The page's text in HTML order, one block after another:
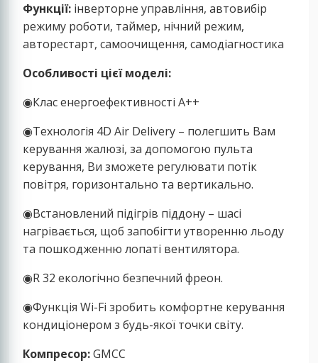
Функції: інверторне управління, автовибір
режиму роботи, таймер, нічний режим,
авторестарт, самоочищення, самодіагностика
Особливості цієї моделі:
◉Клас енергоефективності А++
◉Технологія 4D Air Delivery – полегшить Вам
керування жалюзі, за допомогою пульта
керування, Ви зможете регулювати потік
повітря, горизонтально та вертикально.
◉Встановлений підігрів піддону – шасі
нагрівається, щоб запобігти утворенню льоду
та пошкодженню лопаті вентилятора.
◉R 32 екологічно безпечний фреон.
◉Функція Wi-Fi зробить комфортне керування
кондиціонером з будь-якої точки світу.
Компресор:GMCC